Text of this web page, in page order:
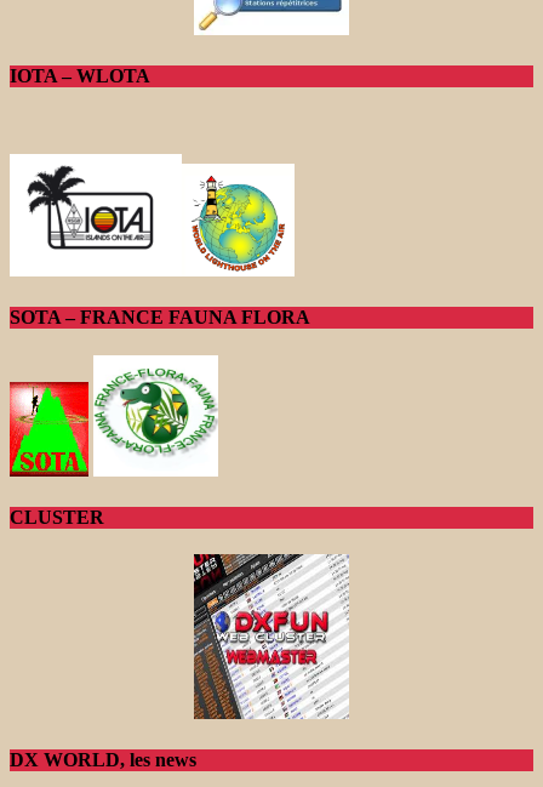
IOTA – WLOTA
SOTA – FRANCE FAUNA FLORA
CLUSTER
DX WORLD, les news